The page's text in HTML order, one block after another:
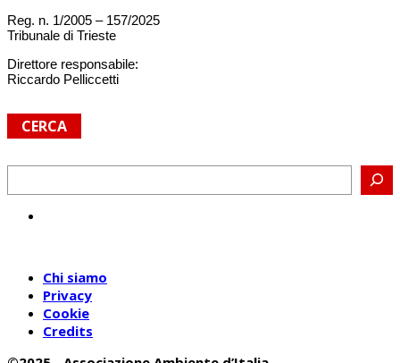
Reg. n. 1/2005 – 157/2025
Tribunale di Trieste
Direttore responsabile:
Riccardo Pelliccetti
CERCA
Chi siamo
Privacy
Cookie
Credits